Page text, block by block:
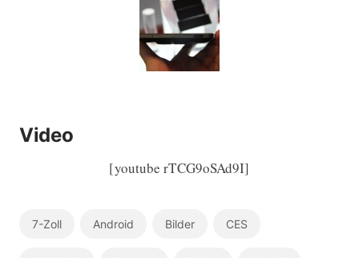
Video
[youtube rTCG9oSAd9I]
7-Zoll Android Bilder CES